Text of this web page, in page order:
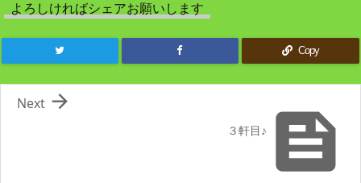
よろしければシェアお願いします
Copy

３軒目♪

Next